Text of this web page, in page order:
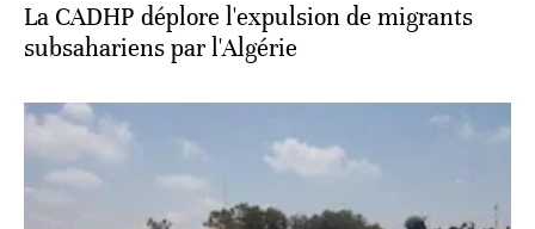
La CADHP déplore l'expulsion de migrants
subsahariens par l'Algérie